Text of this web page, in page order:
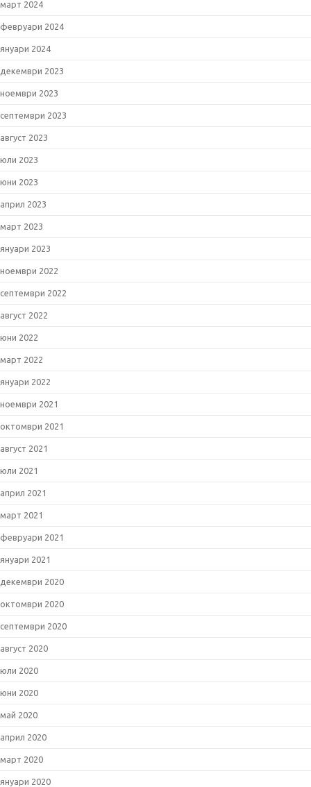
март 2024
февруари 2024
януари 2024
декември 2023
ноември 2023
септември 2023
август 2023
юли 2023
юни 2023
април 2023
март 2023
януари 2023
ноември 2022
септември 2022
август 2022
юни 2022
март 2022
януари 2022
ноември 2021
октомври 2021
август 2021
юли 2021
април 2021
март 2021
февруари 2021
януари 2021
декември 2020
октомври 2020
септември 2020
август 2020
юли 2020
юни 2020
май 2020
април 2020
март 2020
януари 2020